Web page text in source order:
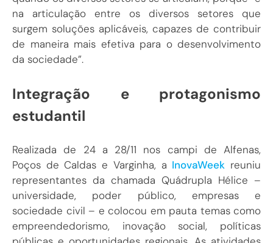
na articulação entre os diversos setores que
surgem soluções aplicáveis, capazes de contribuir
de maneira mais efetiva para o desenvolvimento
da sociedade”.
Integração e protagonismo
estudantil
Realizada de 24 a 28/11 nos campi de Alfenas,
Poços de Caldas e Varginha, a InovaWeek reuniu
representantes da chamada Quádrupla Hélice –
universidade, poder público, empresas e
sociedade civil – e colocou em pauta temas como
empreendedorismo, inovação social, políticas